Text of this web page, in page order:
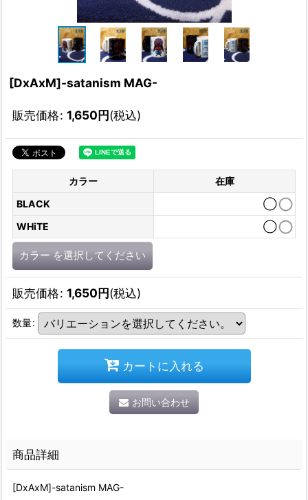
[DxAxM]-satanism MAG-
販売価格: 1,650円(税込)
カラー
在庫
BLACK
◯
WHiTE
◯
カラー を選択してください
販売価格: 1,650円(税込)
数量:
カートに入れる
お問い合わせ
商品詳細
[DxAxM]-satanism MAG-